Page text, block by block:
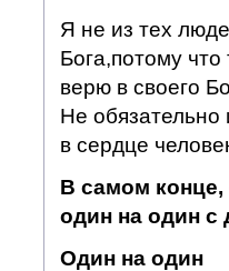
Я не из тех
Бога,потому
верю в своего
Не обязательно
в сердце
В самом конце,
один на один с
Один на один